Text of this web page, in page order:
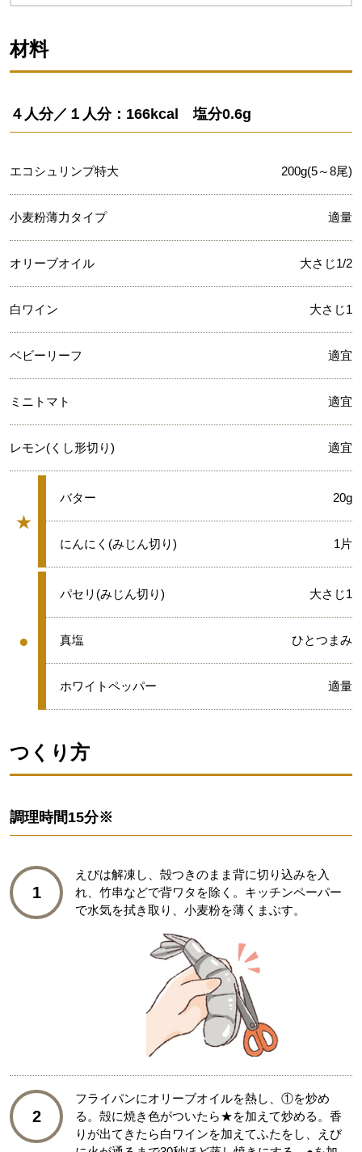
材料
４人分／１人分：166kcal 塩分0.6g
エコシュリンプ特大 200g(5～8尾)
小麦粉薄力タイプ 適量
オリーブオイル 大さじ1/2
白ワイン 大さじ1
ベビーリーフ 適宜
ミニトマト 適宜
レモン(くし形切り) 適宜
★
グループ
★
バター 20g
★
にんにく(みじん切り) 1片
●
グループ
●
パセリ(みじん切り) 大さじ1
●
真塩 ひとつまみ
●
ホワイトペッパー 適量
つくり方
調理時間15分※
1
えびは解凍し、殻つきのまま背に切り込みを入
れ、竹串などで背ワタを除く。キッチンペーパー
で水気を拭き取り、小麦粉を薄くまぶす。
2
フライパンにオリーブオイルを熱し、①を炒め
る。殻に焼き色がついたら★を加えて炒める。香
りが出てきたら白ワインを加えてふたをし、えび